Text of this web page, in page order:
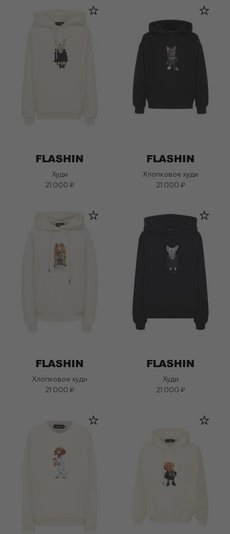
Худи
21 000 ₽
Хлопковое худи
21 000 ₽
Хлопковое худи
21 000 ₽
Худи
21 000 ₽